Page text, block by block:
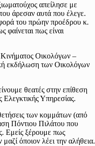
απείλησε με
άρεσαν αυτά που έλεγε.
του πρώην προέδρου κ.
πως είναι
Οικολόγων –
εκδήλωση των Οικολόγων
θεατές στην επίθεση
Ελεγκτικής Υπηρεσίας.
των κομμάτων (από
Πόντιου Πιλάτου που
Εμείς ξέρουμε πως
όποιον λέει την αλήθεια.